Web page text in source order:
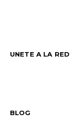
UNETE A LA RED
BLOG